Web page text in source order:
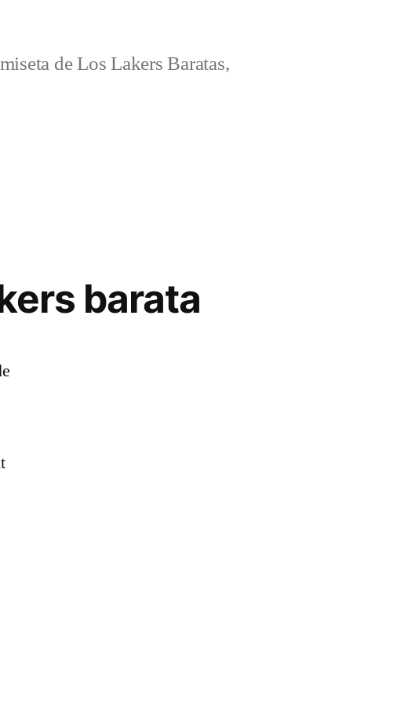
de Los Lakers Baratas,
barata